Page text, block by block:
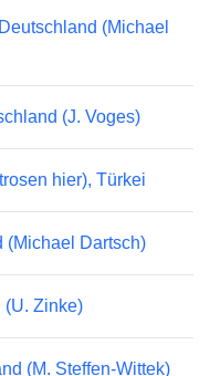
(Michael
(J. Voges)
hier), Türkei
(Michael Dartsch)
(U. Zinke)
(M. Steffen-Wittek)